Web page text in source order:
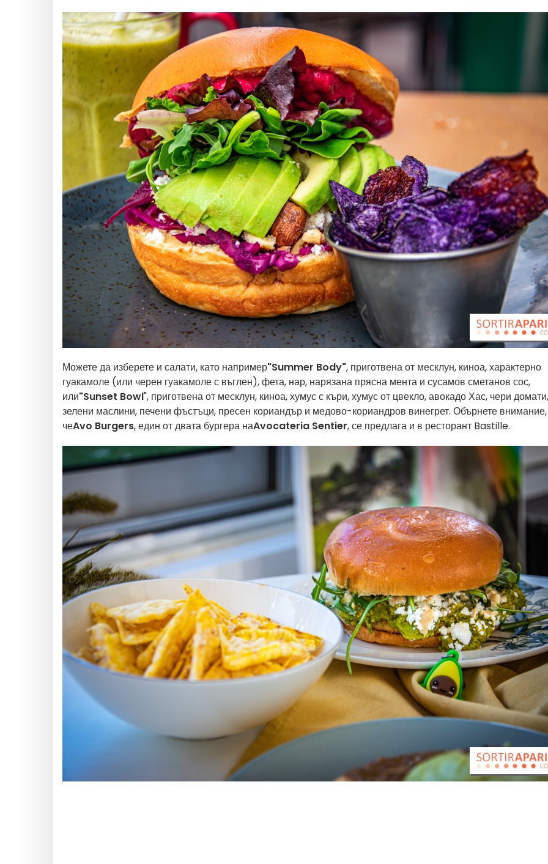
Можете да изберете и салати, като например"Summer Body", приготвена от месклун, киноа, характерно
гуакамоле (или черен гуакамоле с въглен), фета, нар, нарязана прясна мента и сусамов сметанов сос,
или"Sunset Bowl", приготвена от месклун, киноа, хумус с къри, хумус от цвекло, авокадо Хас, чери домати,
зелени маслини, печени фъстъци, пресен кориандър и медово-кориандров винегрет. Обърнете внимание,
чеAvo Burgers, един от двата бургера наAvocateria Sentier, се предлага и в ресторант Bastille.